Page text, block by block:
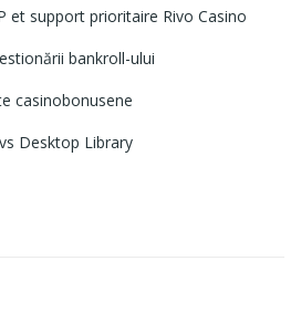
et support prioritaire Rivo Casino
bankroll-ului
casinobonusene
Desktop Library